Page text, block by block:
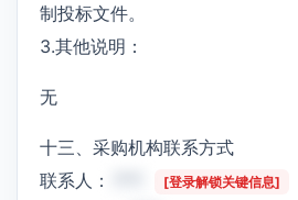
制投标文件。
3.其他说明：
无
十三、采购机构联系方式
联系人：
[登录解锁关键信息]